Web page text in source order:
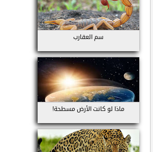
سم العقارب
ماذا لو كانت الأرض مسطحة!